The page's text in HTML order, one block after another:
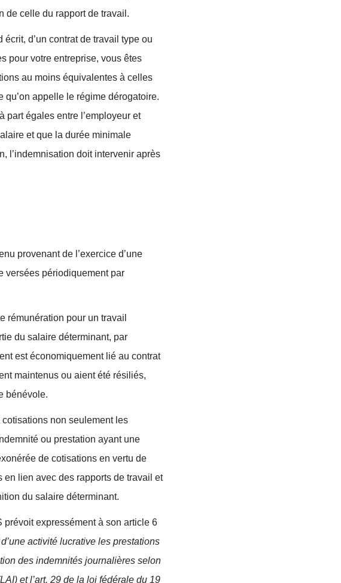
de celle du rapport de travail.
d’un contrat de travail type ou
pour votre entreprise, vous êtes
au moins équivalentes à celles
qu’on appelle le régime dérogatoire.
part égales entre l’employeur et
et que la durée minimale
l’indemnisation doit intervenir après
provenant de l’exercice d’une
versées périodiquement par
rémunération pour un travail
du salaire déterminant, par
est économiquement lié au contrat
maintenus ou aient été résiliés,
bénévole.
non seulement les
ou prestation ayant une
de cotisations en vertu de
lien avec des rapports de travail et
du salaire déterminant.
prévoit expressément à son article 6
activité lucrative les prestations
des indemnités journalières selon
et l’art. 29 de la loi fédérale du 19